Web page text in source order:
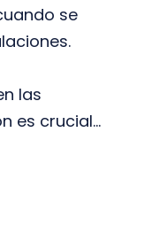
se
las
es crucial...